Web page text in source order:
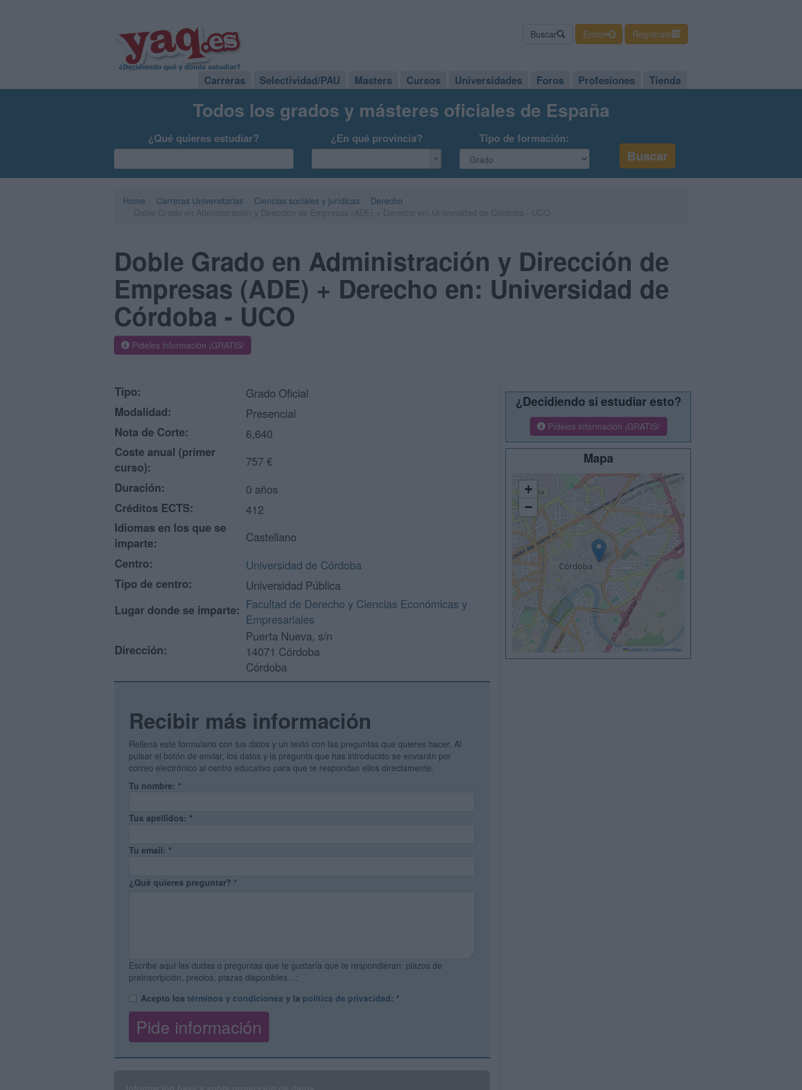
Buscar Entrar Regístrate
Carreras Selectividad/PAU Masters Cursos Universidades Foros Profesiones Tienda
Todos los grados y másteres oficiales de España
¿Qué quieres estudiar? ¿En qué provincia? Tipo de formación:
Home Carreras Universitarias Ciencias sociales y jurídicas
Derecho
Doble Grado en Administración y Dirección de
Empresas (ADE) + Derecho en: Universidad de
Córdoba - UCO
Pídeles información ¡GRATIS!
Tipo:
Grado Oficial
Modalidad:
Presencial
Nota de Corte:
6,640
Coste anual (primer
curso):
757 €
Duración:
0 años
Créditos ECTS:
412
Idiomas en los que se
imparte:
Castellano
Centro:
Universidad de Córdoba
Tipo de centro:
Universidad Pública
Lugar donde se imparte: Facultad de Derecho y Ciencias Económicas y
Empresariales
Dirección:
Puerta Nueva, s/n
14071 Córdoba
Córdoba
Recibir más información
Rellena este formulario con tus datos y un texto con las preguntas que quieres hacer. Al
pulsar el botón de enviar, los datos y la pregunta que has introducido se enviarán por
correo electrónico al centro educativo para que te respondan ellos directamente.
Tu nombre: *
Tus apellidos: *
Tu email: *
¿Qué quieres preguntar? *
Escribe aquí las dudas o preguntas que te gustaría que te respondieran: plazos de
preinscripción, precios, plazas disponibles…:
Acepto los términos y condiciones y la política de privacidad: *
¿Decidiendo si estudiar esto?
Pídeles información ¡GRATIS!
Mapa
+
−
Leaflet © OpenStreetMap